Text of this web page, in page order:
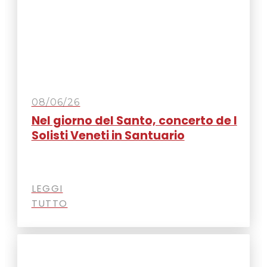
08/06/26
Nel giorno del Santo, concerto de I
Solisti Veneti in Santuario
LEGGI
TUTTO